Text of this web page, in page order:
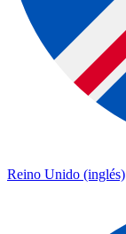
Reino Unido (inglés)